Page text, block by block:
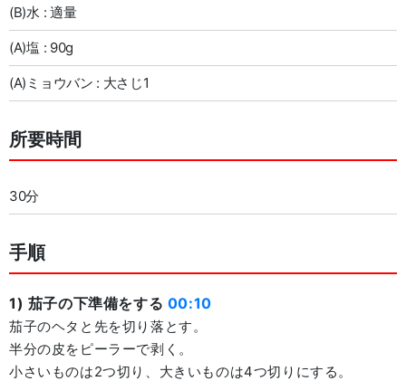
(B)水 : 適量
(A)塩 : 90g
(A)ミョウバン : 大さじ1
所要時間
30分
手順
1) 茄子の下準備をする 00:10
茄子のヘタと先を切り落とす。
半分の皮をピーラーで剥く。
小さいものは2つ切り、大きいものは4つ切りにする。